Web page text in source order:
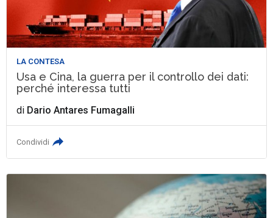
LA CONTESA
Usa e Cina, la guerra per il controllo dei dati:
perché interessa tutti
di Dario Antares Fumagalli
Condividi